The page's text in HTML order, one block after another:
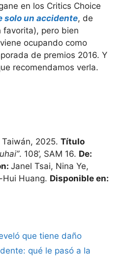
en los Critics Choice
solo un accidente, de
favorita), pero bien
ocupando como
de premios 2016. Y
recomendamos verla.
2025. Título
. 108’, SAM 16. De:
Janel Tsai, Nina Ye,
Hui Huang. Disponible en:
que tiene daño
qué le pasó a la